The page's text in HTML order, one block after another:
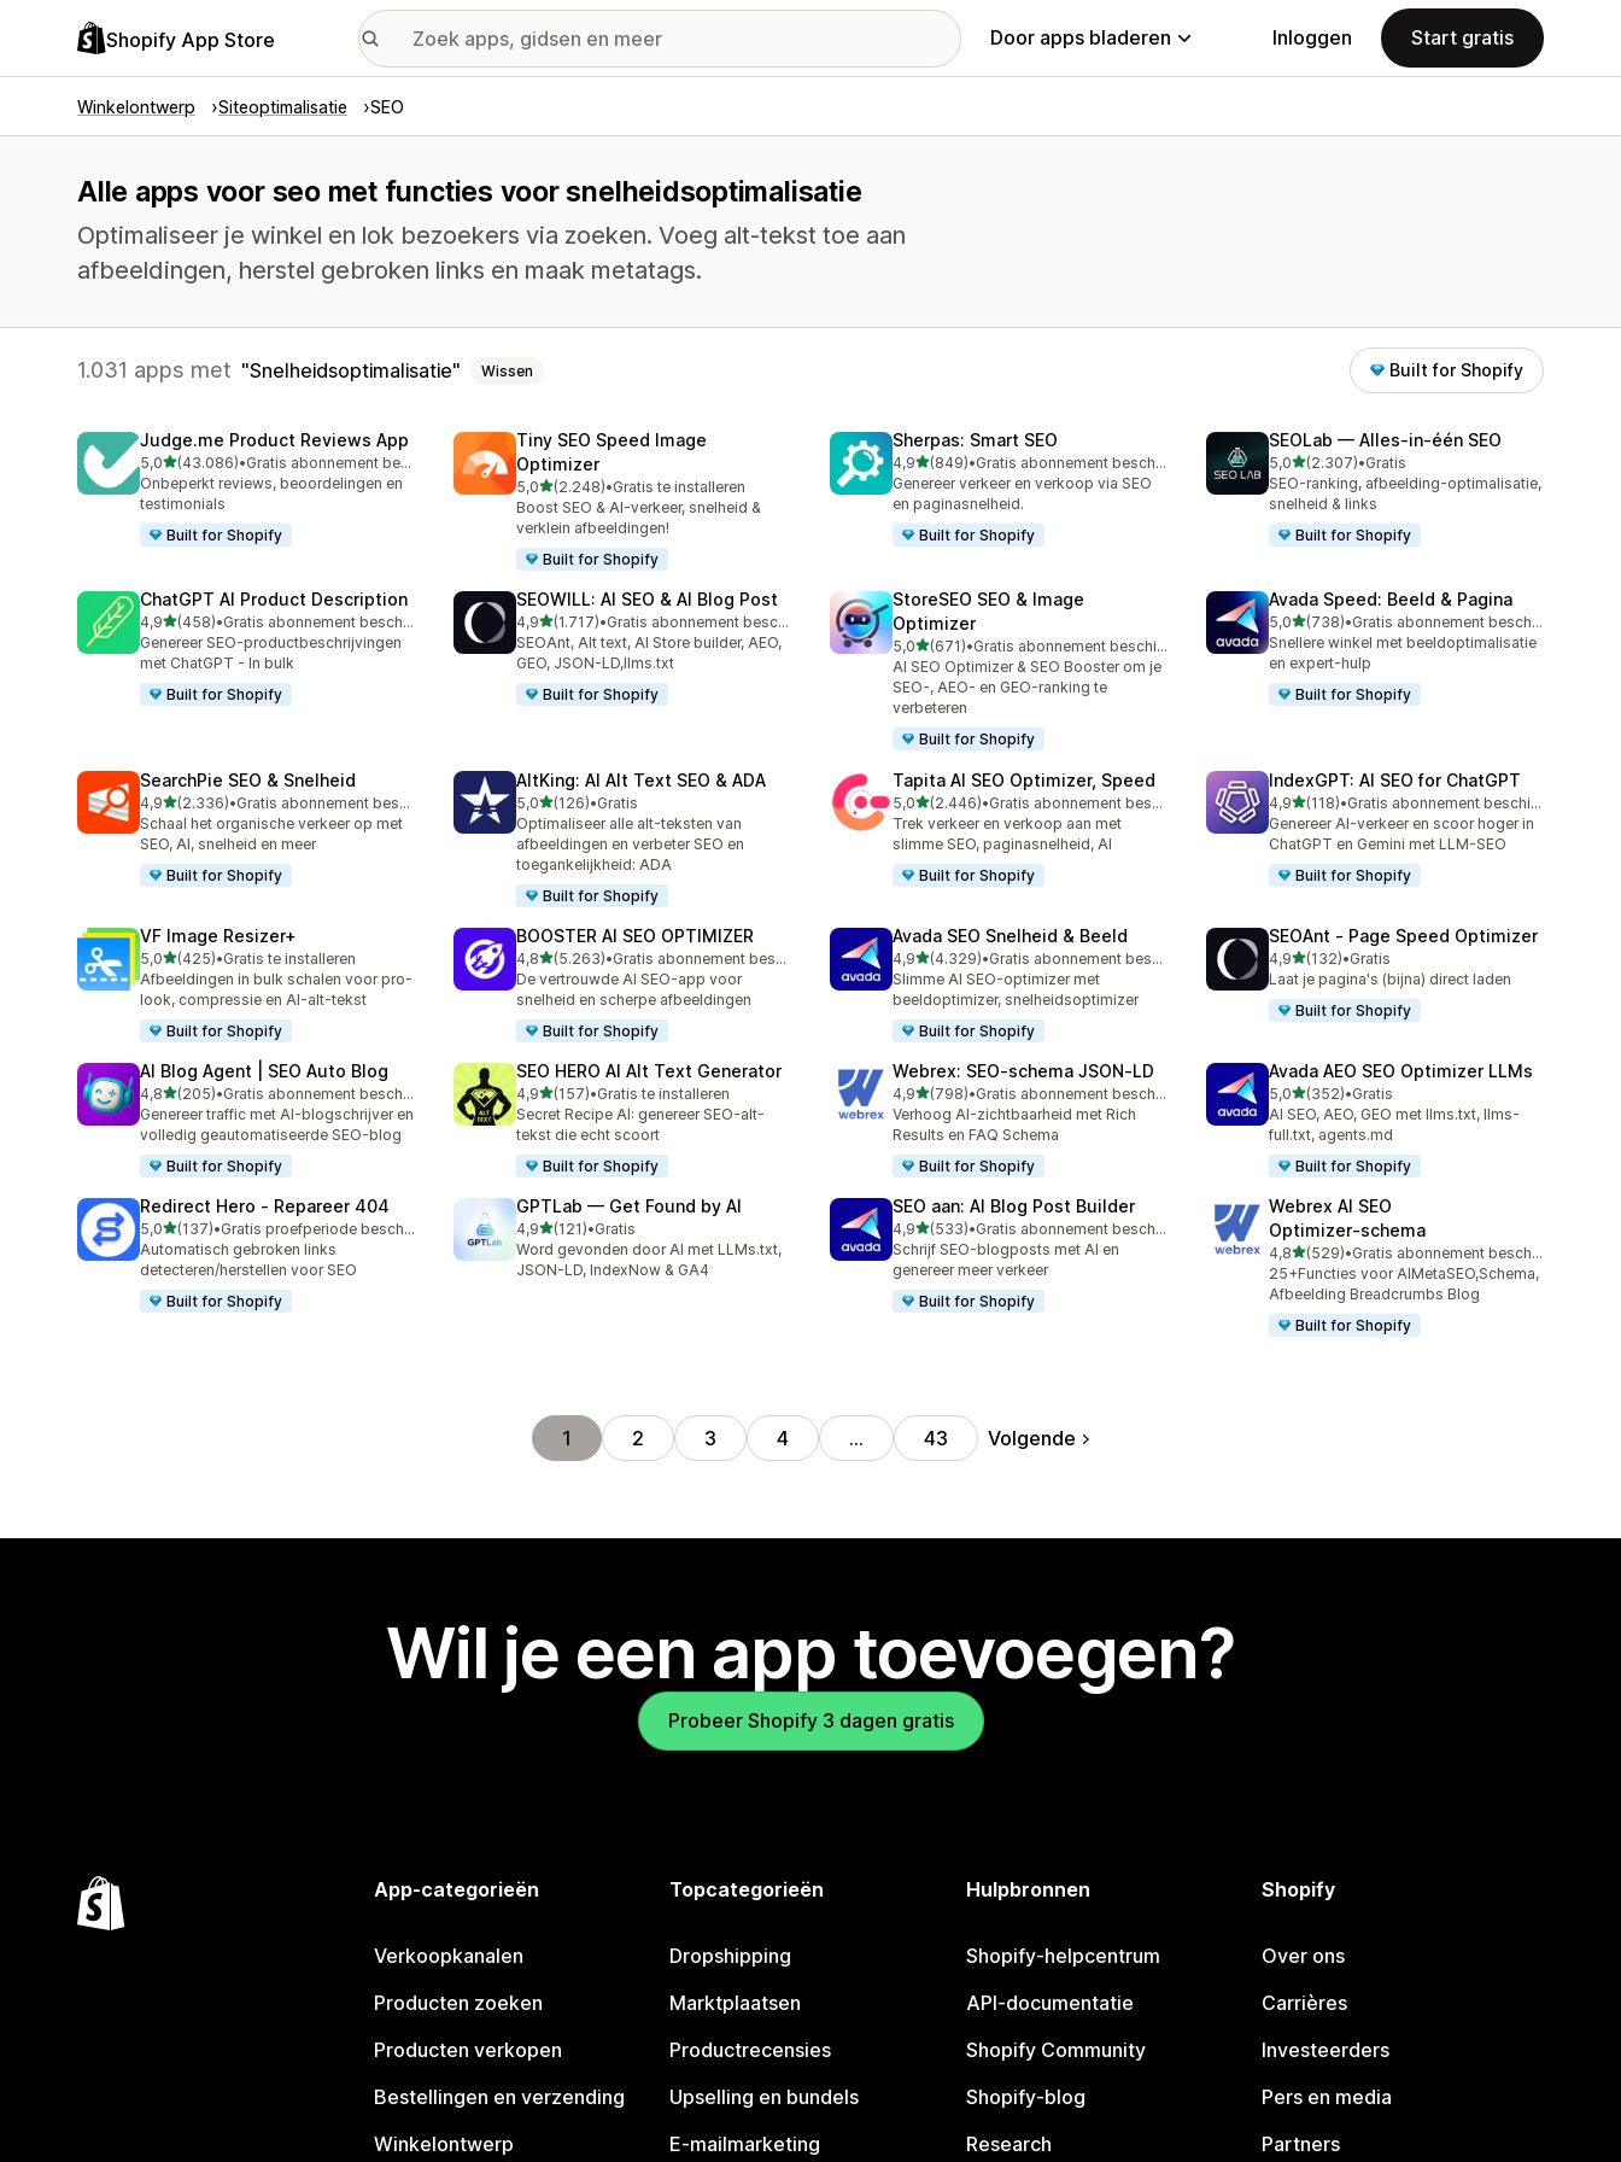
Shopify App Store Door apps bladeren Inloggen Start gratis
Winkelontwerp Siteoptimalisatie SEO
Alle apps voor seo met functies voor snelheidsoptimalisatie
Optimaliseer je winkel en lok bezoekers via zoeken. Voeg alt-tekst toe aan
afbeeldingen, herstel gebroken links en maak metatags.
1.031 apps met Snelheidsoptimalisatie Wissen Built for Shopify
Judge.me Product Reviews App
5,0van 5 sterren
(43.086)
43086 recensies in totaal
•
Gratis abonnement beschikbaar
Onbeperkt reviews, beoordelingen en
testimonials
Built for Shopify
Tiny SEO Speed Image
Optimizer
5,0van 5 sterren
(2.248)
2248 recensies in totaal
•Gratis te installeren
Boost SEO & AI-verkeer, snelheid &
verklein afbeeldingen!
Built for Shopify
Sherpas: Smart SEO
4,9van 5 sterren
(849)
849 recensies in totaal
•
Gratis abonnement beschikbaar
Genereer verkeer en verkoop via SEO
en paginasnelheid.
Built for Shopify
SEOLab — Alles‑in‑één SEO
5,0van 5 sterren
(2.307)
2307 recensies in totaal
•Gratis
SEO-ranking, afbeelding-optimalisatie,
snelheid & links
Built for Shopify
ChatGPT AI Product Description
4,9van 5 sterren
(458)
458 recensies in totaal
•
Gratis abonnement beschikbaar
Genereer SEO-productbeschrijvingen
met ChatGPT - In bulk
Built for Shopify
SEOWILL: AI SEO & AI Blog Post
4,9van 5 sterren
(1.717)
1717 recensies in totaal
•
Gratis abonnement beschikbaar
SEOAnt, Alt text, AI Store builder, AEO,
GEO, JSON-LD,llms.txt
Built for Shopify
StoreSEO SEO & Image
Optimizer
5,0van 5 sterren
(671)
671 recensies in totaal
•
Gratis abonnement beschikbaar
AI SEO Optimizer & SEO Booster om je
SEO-, AEO- en GEO-ranking te
verbeteren
Built for Shopify
Avada Speed: Beeld & Pagina
5,0van 5 sterren
(738)
738 recensies in totaal
•
Gratis abonnement beschikbaar
Snellere winkel met beeldoptimalisatie
en expert-hulp
Built for Shopify
SearchPie SEO & Snelheid
4,9van 5 sterren
(2.336)
2336 recensies in totaal
•
Gratis abonnement beschikbaar
Schaal het organische verkeer op met
SEO, AI, snelheid en meer
Built for Shopify
AltKing: AI Alt Text SEO & ADA
5,0van 5 sterren
(126)
126 recensies in totaal
•Gratis
Optimaliseer alle alt-teksten van
afbeeldingen en verbeter SEO en
toegankelijkheid: ADA
Built for Shopify
Tapita AI SEO Optimizer, Speed
5,0van 5 sterren
(2.446)
2446 recensies in totaal
•
Gratis abonnement beschikbaar
Trek verkeer en verkoop aan met
slimme SEO, paginasnelheid, AI
Built for Shopify
IndexGPT: AI SEO for ChatGPT
4,9van 5 sterren
(118)
118 recensies in totaal
•
Gratis abonnement beschikbaar
Genereer AI-verkeer en scoor hoger in
ChatGPT en Gemini met LLM-SEO
Built for Shopify
VF Image Resizer+
5,0van 5 sterren
(425)
425 recensies in totaal
•Gratis te installeren
Afbeeldingen in bulk schalen voor pro-
look, compressie en AI-alt-tekst
Built for Shopify
BOOSTER AI SEO OPTIMIZER
4,8van 5 sterren
(5.263)
5263 recensies in totaal
•
Gratis abonnement beschikbaar
De vertrouwde AI SEO-app voor
snelheid en scherpe afbeeldingen
Built for Shopify
Avada SEO Snelheid & Beeld
4,9van 5 sterren
(4.329)
4329 recensies in totaal
•
Gratis abonnement beschikbaar
Slimme AI SEO-optimizer met
beeldoptimizer, snelheidsoptimizer
Built for Shopify
SEOAnt ‑ Page Speed Optimizer
4,9van 5 sterren
(132)
132 recensies in totaal
•Gratis
Laat je pagina's (bijna) direct laden
Built for Shopify
AI Blog Agent | SEO Auto Blog
4,8van 5 sterren
(205)
205 recensies in totaal
•
Gratis abonnement beschikbaar
Genereer traffic met AI-blogschrijver en
volledig geautomatiseerde SEO-blog
Built for Shopify
SEO HERO AI Alt Text Generator
4,9van 5 sterren
(157)
157 recensies in totaal
•Gratis te installeren
Secret Recipe AI: genereer SEO-alt-
tekst die echt scoort
Built for Shopify
Webrex: SEO‑schema JSON‑LD
4,9van 5 sterren
(798)
798 recensies in totaal
•
Gratis abonnement beschikbaar
Verhoog AI-zichtbaarheid met Rich
Results en FAQ Schema
Built for Shopify
Avada AEO SEO Optimizer LLMs
5,0van 5 sterren
(352)
352 recensies in totaal
•Gratis
AI SEO, AEO, GEO met llms.txt, llms-
full.txt, agents.md
Built for Shopify
Redirect Hero ‑ Repareer 404
5,0van 5 sterren
(137)
137 recensies in totaal
•
Gratis proefperiode beschikbaar
Automatisch gebroken links
detecteren/herstellen voor SEO
Built for Shopify
GPTLab — Get Found by AI
4,9van 5 sterren
(121)
121 recensies in totaal
•Gratis
Word gevonden door AI met LLMs.txt,
JSON-LD, IndexNow & GA4
SEO aan: AI Blog Post Builder
4,9van 5 sterren
(533)
533 recensies in totaal
•
Gratis abonnement beschikbaar
Schrijf SEO-blogposts met AI en
genereer meer verkeer
Built for Shopify
Webrex AI SEO
Optimizer‑schema
4,8van 5 sterren
(529)
529 recensies in totaal
•
Gratis abonnement beschikbaar
25+Functies voor AIMetaSEO,Schema,
Afbeelding Breadcrumbs BIog
Built for Shopify
1 2 3 4 … 43 Volgende
Wil je een app toevoegen?
Probeer Shopify 3 dagen gratis
App-categorieën
Verkoopkanalen
Producten zoeken
Producten verkopen
Bestellingen en verzending
Winkelontwerp
Topcategorieën
Dropshipping
Marktplaatsen
Productrecensies
Upselling en bundels
E-mailmarketing
Hulpbronnen
Shopify-helpcentrum
API-documentatie
Shopify Community
Shopify-blog
Research
Shopify
Over ons
Carrières
Investeerders
Pers en media
Partners